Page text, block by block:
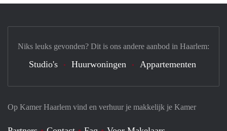
Op Kamer Haarlem vind en verhuur je makkelijk je Kamer
Niks leuks gevonden? Dit is ons andere aanbod in Haarlem:
Studio's Huurwoningen Appartementen